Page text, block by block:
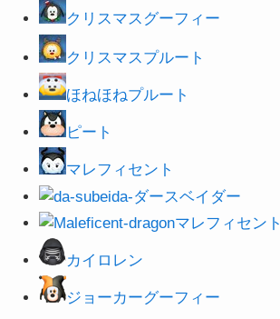
クリスマスグーフィー
クリスマスプルート
ほねほねプルート
ピート
マレフィセント
ダースベイダー
マレフィセン
カイロレン
ジョーカーグーフィー